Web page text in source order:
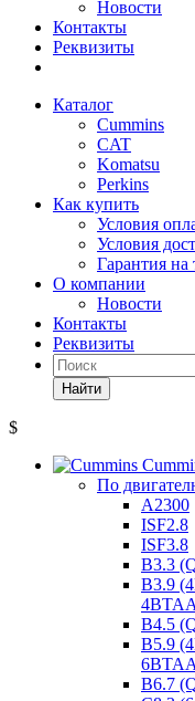
Новости
Контакты
Реквизиты
Каталог
Cummins
CAT
Komatsu
Perkins
Как купить
Условия
Условия
Гарантия на
О компании
Новости
Контакты
Реквизиты
Найти
$
По
A2300
ISF2.8
ISF3.8
B3.3
B3.9
B4.5
B5.9
B6.7